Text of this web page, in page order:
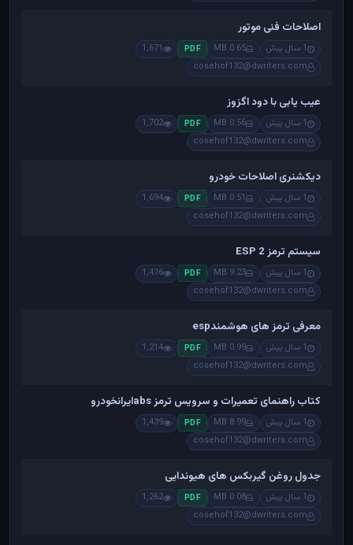
اصلاحات فنی موتور
1 سال پیش 0.65 MB
PDF
1,671
cosehof132@dwriters.com
عیب یابی با دود اگزوز
1 سال پیش 0.56 MB
PDF
1,702
cosehof132@dwriters.com
دیکشنری اصلاحات خودرو
1 سال پیش 0.51 MB
PDF
1,694
cosehof132@dwriters.com
سیستم ترمز ESP 2
1 سال پیش 9.23 MB
PDF
1,476
cosehof132@dwriters.com
معرفی ترمز های هوشمندesp
1 سال پیش 0.99 MB
PDF
1,214
cosehof132@dwriters.com
کتاب راهنمای تعمیرات و سرویس ترمز absایرانخودرو
1 سال پیش 8.99 MB
PDF
1,439
cosehof132@dwriters.com
جدول روغن گیربکس های هیوندایی
1 سال پیش 0.08 MB
PDF
1,262
cosehof132@dwriters.com